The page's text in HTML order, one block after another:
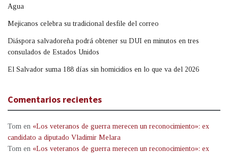
Agua
Mejicanos celebra su tradicional desfile del correo
Diáspora salvadoreña podrá obtener su DUI en minutos en tres
consulados de Estados Unidos
El Salvador suma 188 días sin homicidios en lo que va del 2026
Comentarios recientes
Tom en «Los veteranos de guerra merecen un reconocimiento»: ex
candidato a diputado Vladimir Melara
Tom en «Los veteranos de guerra merecen un reconocimiento»: ex